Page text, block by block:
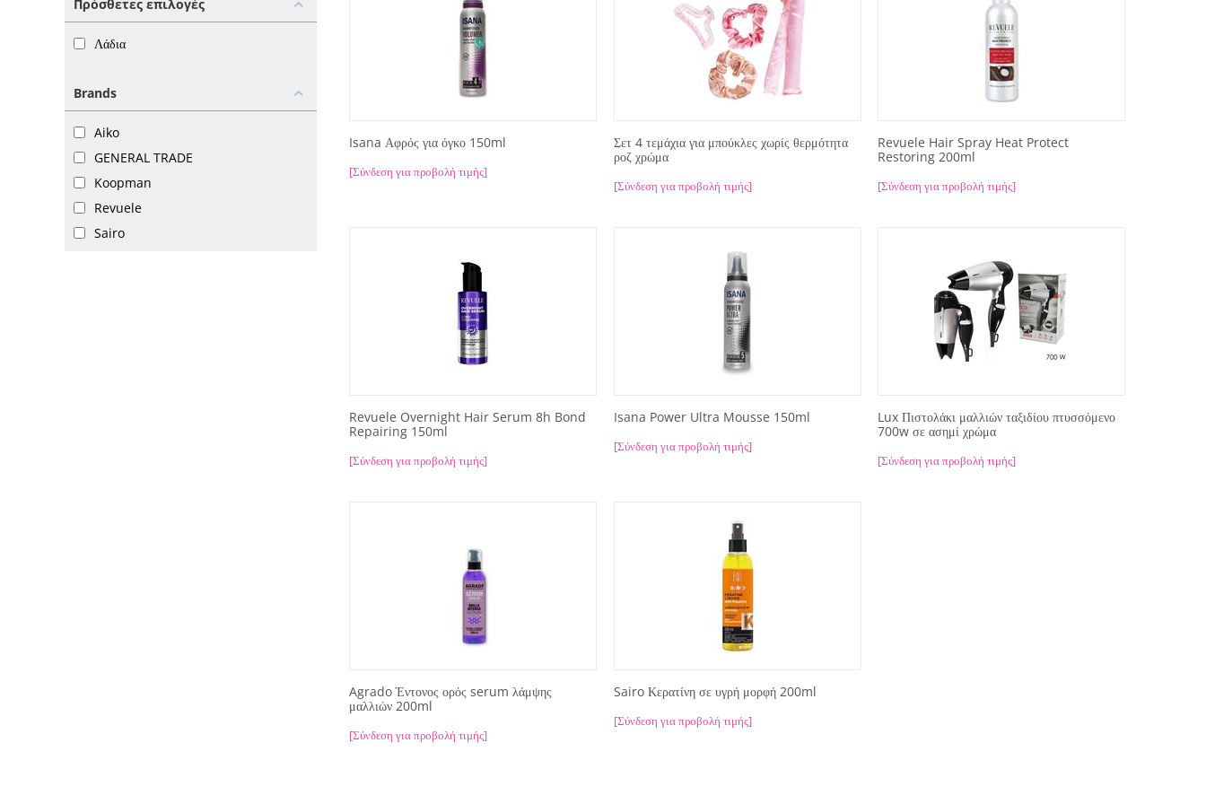
Πρόσθετες επιλογές
Λάδια
Brands
Aiko
GENERAL TRADE
Koopman
Revuele
Sairo
Isana Αφρός για όγκο 150ml
[Σύνδεση για προβολή τιμής]
Σετ 4 τεμάχια για μπούκλες χωρίς θερμότητα
ροζ χρώμα
[Σύνδεση για προβολή τιμής]
Revuele Hair Spray Heat Protect
Restoring 200ml
[Σύνδεση για προβολή τιμής]
Revuele Overnight Hair Serum 8h Bond
Repairing 150ml
[Σύνδεση για προβολή τιμής]
Isana Power Ultra Mousse 150ml
[Σύνδεση για προβολή τιμής]
Lux Πιστολάκι μαλλιών ταξιδίου πτυσσόμενο
700w σε ασημί χρώμα
[Σύνδεση για προβολή τιμής]
Agrado Έντονος ορός serum λάμψης
μαλλιών 200ml
[Σύνδεση για προβολή τιμής]
Sairo Κερατίνη σε υγρή μορφή 200ml
[Σύνδεση για προβολή τιμής]